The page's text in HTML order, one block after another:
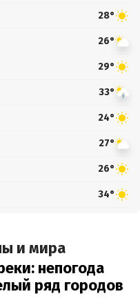
28°
26°
29°
33°
24°
27°
26°
34°
и мира
непогода
ряд городов